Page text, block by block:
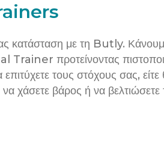
κατάσταση με τη Butly.
Trainer προτείνοντας
τους στόχους σας, είτε
χάσετε βάρος ή να